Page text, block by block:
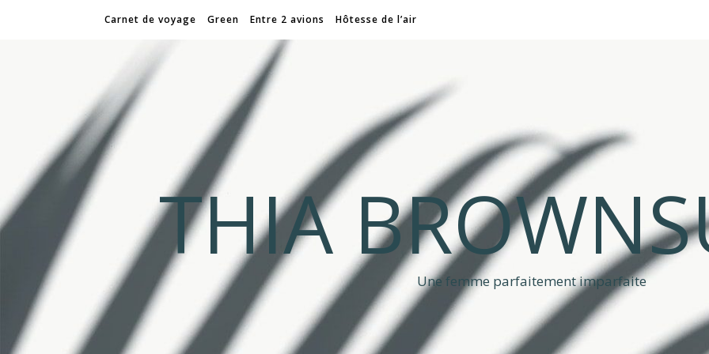
Carnet de voyage Green Entre 2 avions Hôtesse de l’air
THIA
Une femme parfaitement imparfaite